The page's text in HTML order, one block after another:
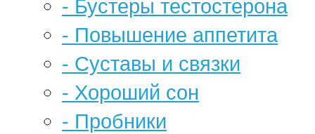
- Бустеры тестостерона
- Повышение аппетита
- Суставы и связки
- Хороший сон
- Пробники